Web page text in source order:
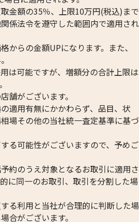
金額の35％、上限10万円(税込)まで
係法令を遵守した範囲内で適用され
からの金額UPになります。また、
は可能ですが、増額分の合計上限は
舗がございます。
適用有無にかかわらず、品目、状
場その他の当社統一査定基準に基づ
る可能性がございますので、予めご
約のうえ対象となるお取引に適用さ
に同一のお取引、取引を分割した場
る利用と当社が合理的に判断した場
合がございます。